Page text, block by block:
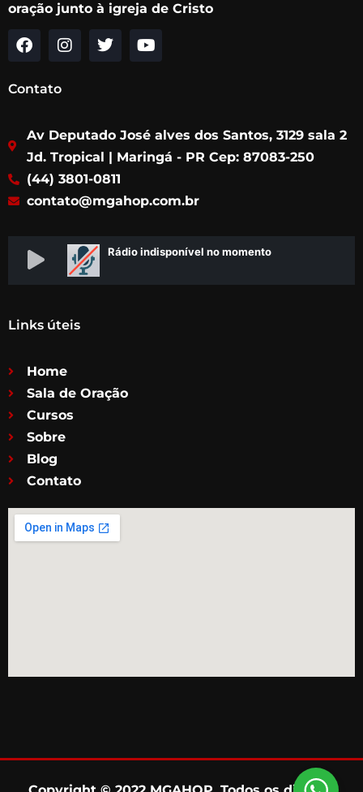
oração junto à igreja de Cristo
F
c
o
o
k
I
g
r
a
m
T
e
r
Y
b
e
Contato
Av Deputado José alves dos Santos, 3129 sala 2
Jd. Tropical | Maringá - PR Cep: 87083-250
(44) 3801-0811
contato@mgahop.com.br
Links úteis
Home
Sala de Oração
Cursos
Sobre
Blog
Contato